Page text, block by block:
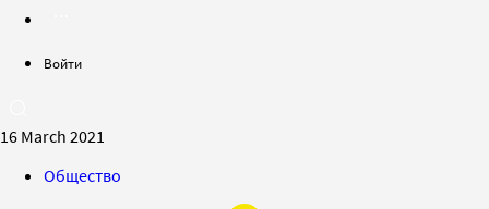
Войти
16 March 2021
Общество